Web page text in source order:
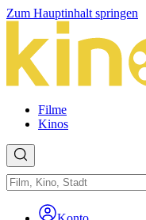
Zum Hauptinhalt springen
Filme
Kinos